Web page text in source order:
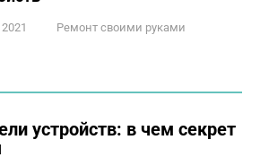
Ремонт своими руками
устройств: в чем секрет